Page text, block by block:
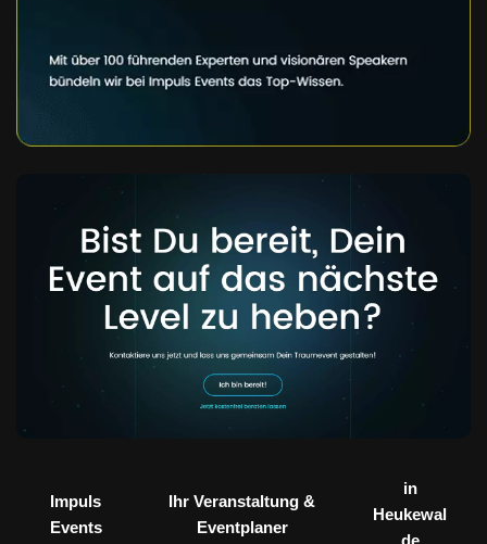
Impuls
Events
Ihr Veranstaltung &
Eventplaner
in
Heukewal